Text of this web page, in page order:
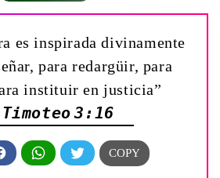
es inspirada divinamente
para redargüir, para
instituir en justicia”
Timoteo 3:16